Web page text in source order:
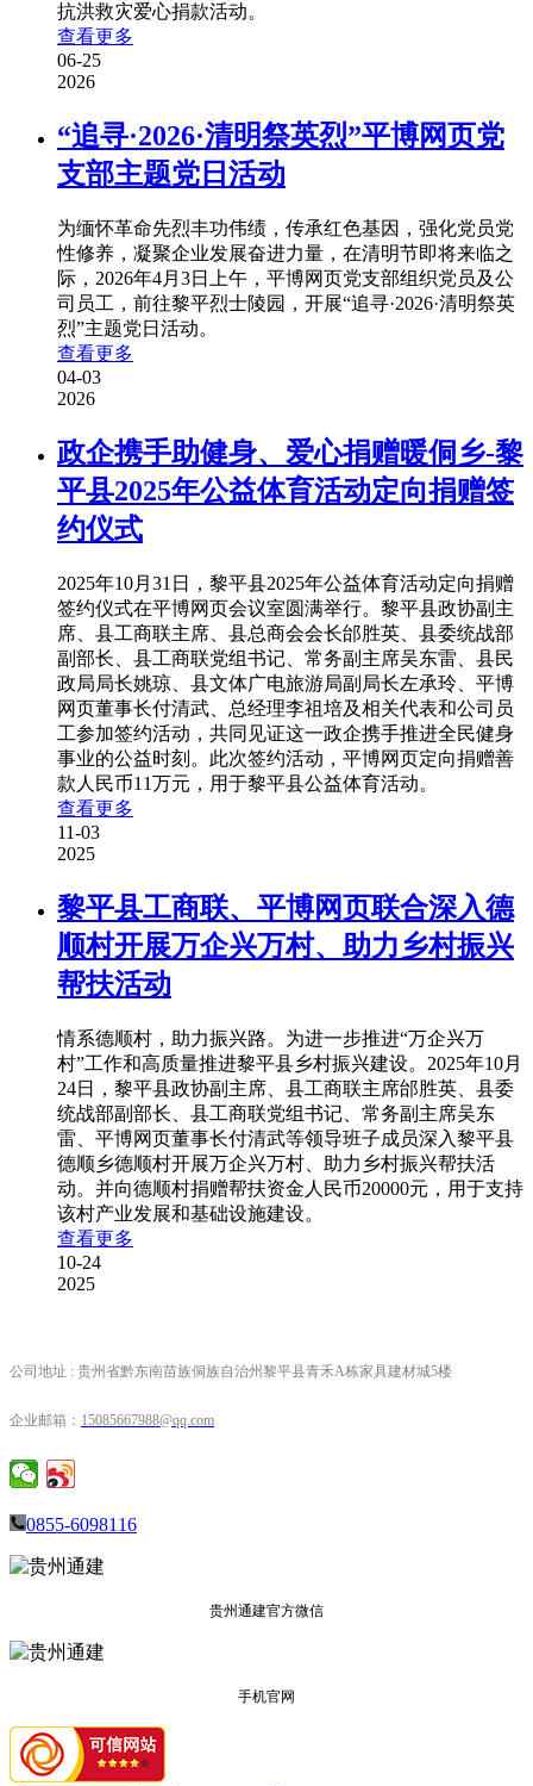
抗洪救灾爱心捐款活动。
查看更多
06-25
2026
“追寻·2026·清明祭英烈”平博网页党
支部主题党日活动
为缅怀革命先烈丰功伟绩，传承红色基因，强化党员党
性修养，凝聚企业发展奋进力量，在清明节即将来临之
际，2026年4月3日上午，平博网页党支部组织党员及公
司员工，前往黎平烈士陵园，开展“追寻·2026·清明祭英
烈”主题党日活动。
查看更多
04-03
2026
政企携手助健身、爱心捐赠暖侗乡-黎
平县2025年公益体育活动定向捐赠签
约仪式
2025年10月31日，黎平县2025年公益体育活动定向捐赠
签约仪式在平博网页会议室圆满举行。黎平县政协副主
席、县工商联主席、县总商会会长邰胜英、县委统战部
副部长、县工商联党组书记、常务副主席吴东雷、县民
政局局长姚琼、县文体广电旅游局副局长左承玲、平博
网页董事长付清武、总经理李祖培及相关代表和公司员
工参加签约活动，共同见证这一政企携手推进全民健身
事业的公益时刻。此次签约活动，平博网页定向捐赠善
款人民币11万元，用于黎平县公益体育活动。
查看更多
11-03
2025
黎平县工商联、平博网页联合深入德
顺村开展万企兴万村、助力乡村振兴
帮扶活动
情系德顺村，助力振兴路。为进一步推进“万企兴万
村”工作和高质量推进黎平县乡村振兴建设。2025年10月
24日，黎平县政协副主席、县工商联主席邰胜英、县委
统战部副部长、县工商联党组书记、常务副主席吴东
雷、平博网页董事长付清武等领导班子成员深入黎平县
德顺乡德顺村开展万企兴万村、助力乡村振兴帮扶活
动。并向德顺村捐赠帮扶资金人民币20000元，用于支持
该村产业发展和基础设施建设。
查看更多
10-24
2025
公司地址 : 贵州省黔东南苗族侗族自治州黎平县青禾A栋家具建材城5楼
企业邮箱： 15085667988@qq.com
0855-6098116
贵州通建官方微信
手机官网